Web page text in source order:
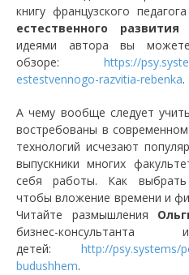
книгу французского
естественного развития
идеями автора вы
обзоре: https://
estestvennogo-razvitia-rebenka.
А чему вообще следует
востребованы в
технологий исчезают
выпускники многих
себя работы. Как выбрать
чтобы вложение времени и
Читайте размышления
бизнес-
детей: http://psy.systems/
budushhem.